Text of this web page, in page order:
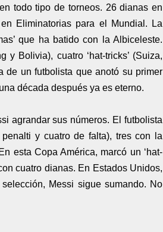
todo tipo de torneos. 26 dianas en
Eliminatorias para el Mundial. La
que ha batido con la Albiceleste.
Bolivia), cuatro ‘hat-tricks’ (Suiza,
de un futbolista que anotó su primer
década después ya es eterno.
agrandar sus números. El futbolista
y cuatro de falta), tres con la
esta Copa América, marcó un ‘hat-
cuatro dianas. En Estados Unidos,
Messi sigue sumando. No